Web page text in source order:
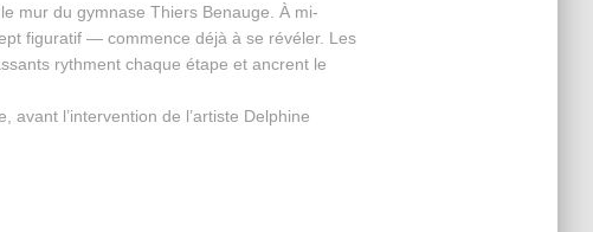
mur du gymnase Thiers Benauge. À mi-
figuratif — commence déjà à se révéler. Les
rythment chaque étape et ancrent le
avant l’intervention de l’artiste Delphine